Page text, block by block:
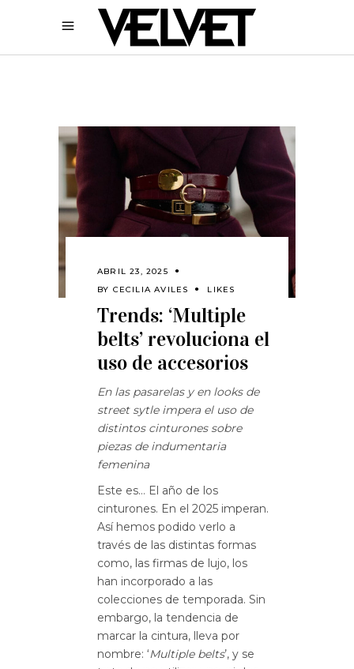
ABRIL 23, 2025
BY CECILIA AVILES LIKES
Trends: ‘Multiple
belts’ revoluciona el
uso de accesorios
En las pasarelas y en looks de
street sytle impera el uso de
distintos cinturones sobre
piezas de indumentaria
femenina
Este es… El año de los
cinturones. En el 2025 imperan.
Así hemos podido verlo a
través de las distintas formas
como, las firmas de lujo, los
han incorporado a las
colecciones de temporada. Sin
embargo, la tendencia de
marcar la cintura, lleva por
nombre: ‘Multiple belts’, y se